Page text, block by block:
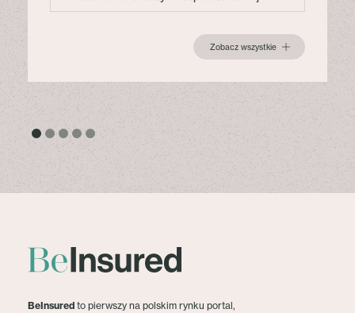
Zobacz wszystkie
BeInsured to pierwszy na polskim rynku portal,